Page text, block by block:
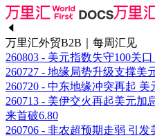
万里汇外贸B2B｜每周汇见
260803 - 美元指数失守100关
260727 - 地缘局势升级支撑美
260720 - 中东地缘冲突再起
260713 - 美伊交火再起美元
来首破6.80
260706 - 非农超预期走弱 引